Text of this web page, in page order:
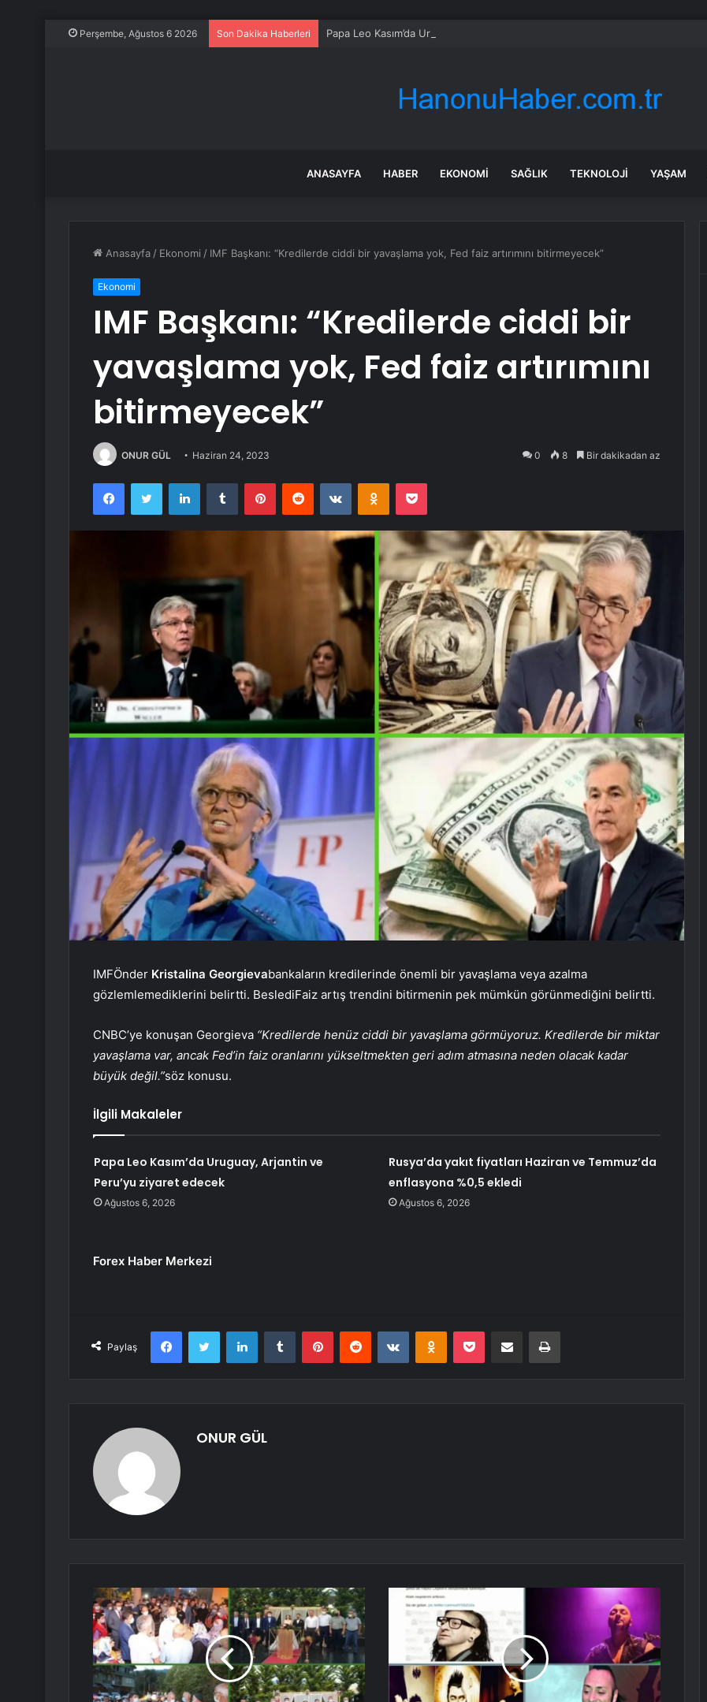
Perşembe, Ağustos 6 2026 Son Dakika Haberleri Papa Leo Kasım’da Uruguay, Arjantin ve Peru’yu ziyaret edecek
ANASAYFA HABER EKONOMI SAĞLIK TEKNOLOJI YAŞAM
Anasayfa / Ekonomi / IMF Başkanı: “Kredilerde ciddi bir yavaşlama yok, Fed faiz artırımını bitirmeyecek”
Ekonomi
IMF Başkanı: “Kredilerde ciddi bir
yavaşlama yok, Fed faiz artırımını
bitirmeyecek”
ONUR GÜL Haziran 24, 2023 0 8 Bir dakikadan az
FacebookTwitter LinkedInTumblr PinterestReddit VKontakteOdnoklassniki
Pocket
IMFÖnder Kristalina Georgievabankaların kredilerinde önemli bir yavaşlama veya azalma
gözlemlemediklerini belirtti. BeslediFaiz artış trendini bitirmenin pek mümkün görünmediğini belirtti.
CNBC’ye konuşan Georgieva “Kredilerde henüz ciddi bir yavaşlama görmüyoruz. Kredilerde bir miktar
yavaşlama var, ancak Fed’in faiz oranlarını yükseltmekten geri adım atmasına neden olacak kadar
büyük değil.”söz konusu.
İlgili Makaleler
Papa Leo Kasım’da Uruguay, Arjantin ve
Peru’yu ziyaret edecek
Ağustos 6, 2026
Rusya’da yakıt fiyatları Haziran ve Temmuz’da
enflasyona %0,5 ekledi
Ağustos 6, 2026
Forex Haber Merkezi
Paylaş
FacebookTwitter LinkedInTumblr PinterestReddit VKontakteOdnoklassniki
Pocket E-Posta ile paylaş Yazdır
ONUR GÜL